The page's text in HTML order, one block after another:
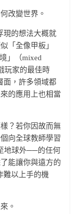
改變世界。
現的想法大概就
「全像甲板」
」（mixed
玩家的最佳時
面，許多領域都
的應用上也相當
？若你因故而無
向全球教師學習
地球外──的任何
能讓你與遠方的
難以上手的機
。